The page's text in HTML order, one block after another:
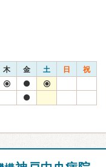
木 金 土 日 祝